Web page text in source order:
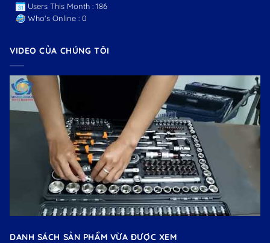
Users This Month : 186
Who's Online : 0
VIDEO CỦA CHÚNG TÔI
DANH SÁCH SẢN PHẨM VỪA ĐƯỢC XEM